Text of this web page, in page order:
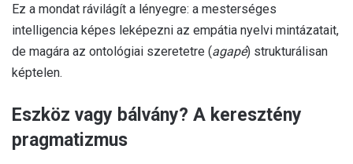
Ez a mondat rávilágít a lényegre: a mesterséges
intelligencia képes leképezni az empátia nyelvi mintázatait,
de magára az ontológiai szeretetre (agapé) strukturálisan
képtelen.
Eszköz vagy bálvány? A keresztény
pragmatizmus